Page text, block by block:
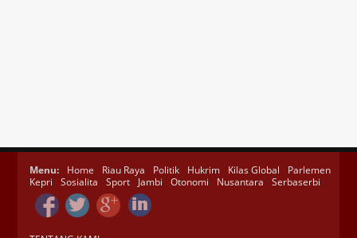
Menu: Home Riau Raya Politik Hukrim Kilas Global
Parlemen
Kepri
Sosialita Sport Jambi Otonomi Nusantara Serbaserbi